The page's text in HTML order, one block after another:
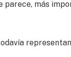
parece, más